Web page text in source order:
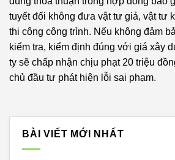
tuyết đối không đưa vật tư giả, vật tư
thi công công trình. Nếu không đảm
kiểm tra, kiểm định đúng với giá xây
ty sẽ chấp nhận chịu phạt 20 triệu
chủ đầu tư phát hiện lỗi sai phạm.
BÀI VIẾT MỚI NHẤT